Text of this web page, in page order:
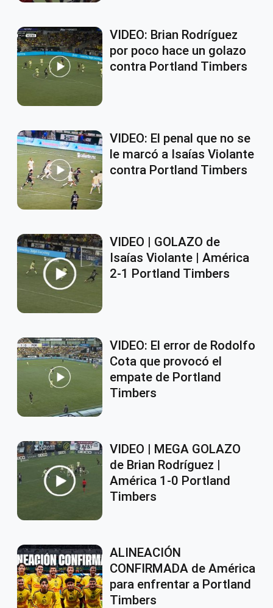
VIDEO: Brian Rodríguez
por poco hace un golazo
contra Portland Timbers
VIDEO: El penal que no se
le marcó a Isaías Violante
contra Portland Timbers
VIDEO | GOLAZO de
Isaías Violante | América
2-1 Portland Timbers
VIDEO: El error de Rodolfo
Cota que provocó el
empate de Portland
Timbers
VIDEO | MEGA GOLAZO
de Brian Rodríguez |
América 1-0 Portland
Timbers
ALINEACIÓN
CONFIRMADA de América
para enfrentar a Portland
Timbers